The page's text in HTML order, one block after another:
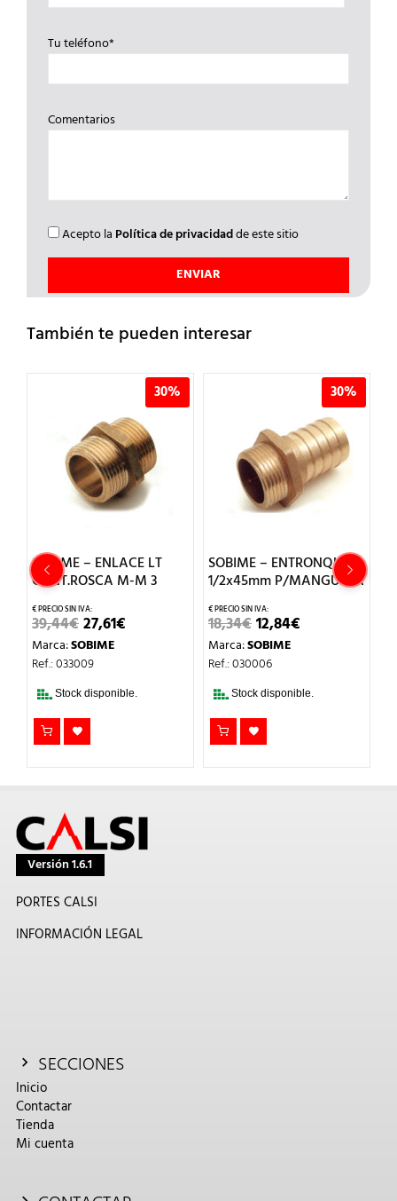
Tu teléfono*
Comentarios
Acepto la Política de privacidadde este sitio
También te pueden interesar
LT
M-M 3
EL
PRECIO
ACTUAL
ES:
SOBIME – ENTRONQUE 1
1/2x45mm P/MANGUERA
18,34 PRECIO
ORIGINAL
EL
PRECIO
ACTUAL
ES:
Marca:
Stock disponible.
SOBIME –
CONT.ROSCA M-
16,85
Marca:
Versión 1.6.1
PORTES CALSI
INFORMACIÓN LEGAL
SECCIONES
Inicio
Contactar
Tienda
Mi cuenta